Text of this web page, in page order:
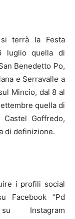
terrà la Festa
luglio quella di
Benedetto Po,
e Serravalle a
Mincio, dal 8 al
quella di
Goffredo,
di definizione.
i profili social
Facebook “Pd
Instagram